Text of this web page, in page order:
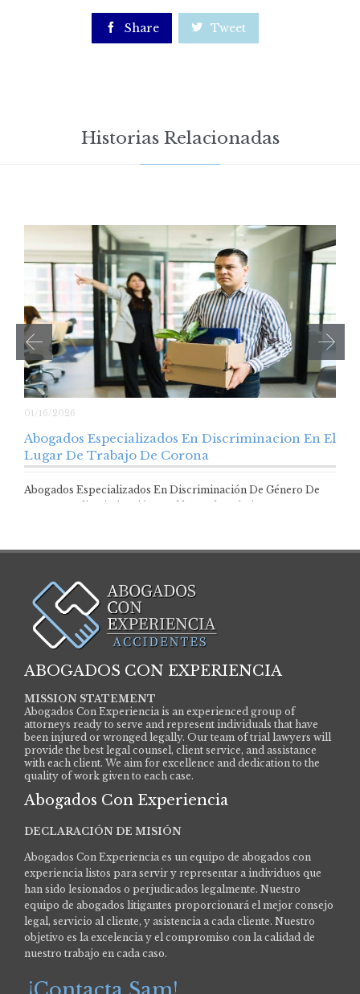
 Share  Tweet
Historias Relacionadas
01/16/2026
Abogados Especializados En Discriminacion En El
Lugar De Trabajo De Corona
Abogados Especializados En Discriminación De Género De
ABOGADOS CON EXPERIENCIA
MISSION STATEMENT
Abogados Con Experiencia is an experienced group of
attorneys ready to serve and represent individuals that have
been injured or wronged legally. Our team of trial lawyers will
provide the best legal counsel, client service, and assistance
with each client. We aim for excellence and dedication to the
quality of work given to each case.
Abogados Con Experiencia
DECLARACIÓN DE MISIÓN
Abogados Con Experiencia es un equipo de abogados con
experiencia listos para servir y representar a individuos que
han sido lesionados o perjudicados legalmente. Nuestro
equipo de abogados litigantes proporcionará el mejor consejo
legal, servicio al cliente, y asistencia a cada cliente. Nuestro
objetivo es la excelencia y el compromiso con la calidad de
nuestro trabajo en cada caso.